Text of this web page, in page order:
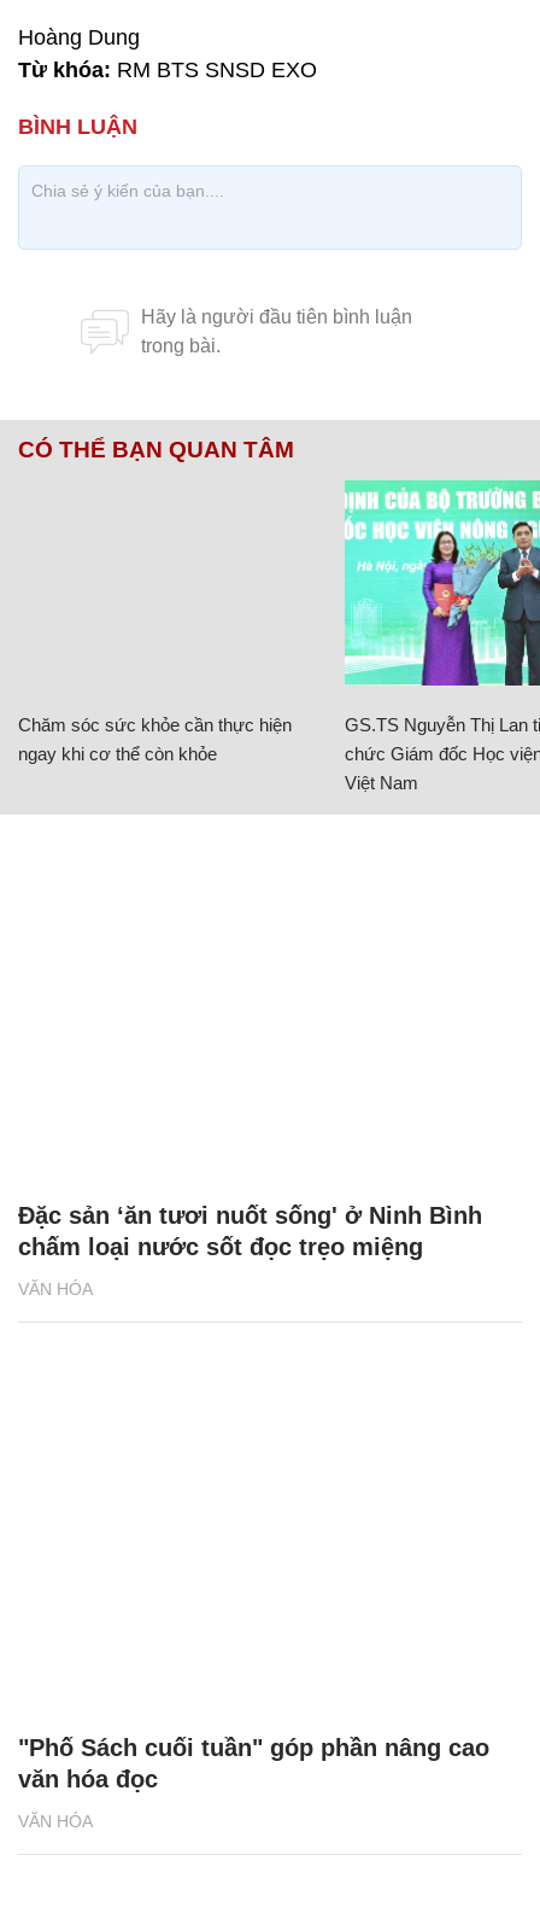
Hoàng Dung
Từ khóa: RM BTS SNSD EXO
CÓ THỂ BẠN QUAN TÂM
Chăm sóc sức khỏe cần thực hiện
ngay khi cơ thể còn khỏe
GS.TS Nguyễn Thị Lan
chức Giám đốc Học
Việt Nam
VĂN HÓA
Đặc sản ‘ăn tươi nuốt sống' ở Ninh Bình
chấm loại nước sốt đọc trẹo miệng
VĂN HÓA
"Phố Sách cuối tuần" góp phần nâng cao
văn hóa đọc